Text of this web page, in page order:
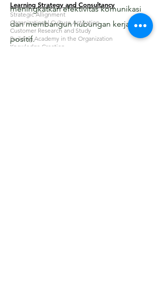
meningkatkan efektivitas komunikasi
dan membangun hubungan kerja yang
positif.
Learning Strategy and Consultancy
Strategic Allignment
Organizational Culture Activation
Customer Research and Study
Building Academy in the Organization
Knowledge Creation